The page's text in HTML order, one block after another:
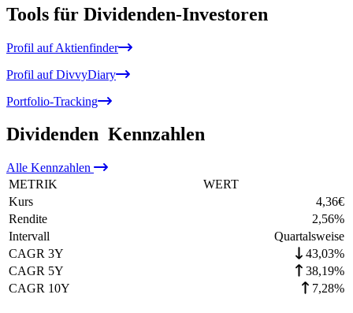
Tools für Dividenden-Investoren
Profil auf Aktienfinder
Profil auf DivvyDiary
Portfolio-Tracking
Dividenden Kennzahlen
Alle Kennzahlen
METRIK
WERT
Kurs
4,36€
Rendite
2,56%
Intervall
Quartalsweise
CAGR 3Y
43,03%
CAGR 5Y
38,19%
CAGR 10Y
7,28%